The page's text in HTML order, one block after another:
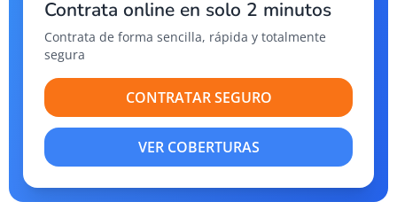
Contrata online en solo 2 minutos
Contrata de forma sencilla, rápida y totalmente
segura
CONTRATAR SEGURO
VER COBERTURAS